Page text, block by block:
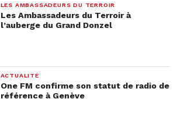
LES AMBASSADEURS DU TERROIR
Les Ambassadeurs du Terroir à
l’auberge du Grand Donzel
ACTUALITÉ
One FM confirme son statut de radio de
référence à Genève